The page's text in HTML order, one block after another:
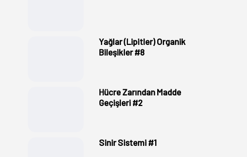
Yağlar (Lipitler) Organik
Bileşikler #8
Hücre Zarından Madde
Geçişleri #2
Sinir Sistemi #1